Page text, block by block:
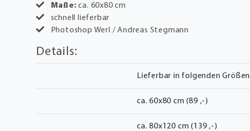
Maße:ca. 60x80 cm
schnell lieferbar
Photoshop Werl / Andreas Stegmann
Details:
Lieferbar in folgenden Größen
ca. 60x80 cm (89 ,-)
ca. 80x120 cm (139 ,-)